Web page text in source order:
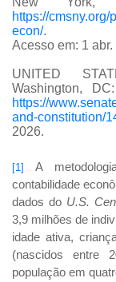
https://
econ/.
Acesso em: 1 abr.
UNITED
Washington,
https://
and-constitution/
2026.
[1]
A
contabilidade
dados do U.S.
3,9 milhões de
idade ativa,
(nascidos entre
população em